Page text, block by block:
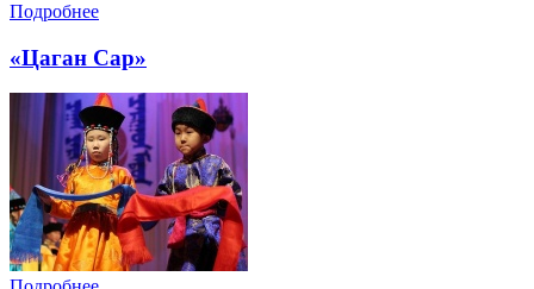
Подробнее
«Цаган Сар»